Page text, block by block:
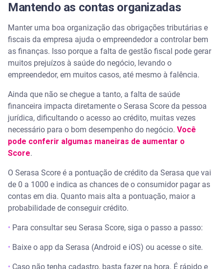
Mantendo as contas organizadas
Manter uma boa organização das obrigações tributárias e
fiscais da empresa ajuda o empreendedor a controlar bem
as finanças. Isso porque a falta de gestão fiscal pode gerar
muitos prejuízos à saúde do negócio, levando o
empreendedor, em muitos casos, até mesmo à falência.
Ainda que não se chegue a tanto, a falta de saúde
financeira impacta diretamente o Serasa Score da pessoa
jurídica, dificultando o acesso ao crédito, muitas vezes
necessário para o bom desempenho do negócio. Você
pode conferir algumas maneiras de aumentar o
Score.
O Serasa Score é a pontuação de crédito da Serasa que vai
de 0 a 1000 e indica as chances de o consumidor pagar as
contas em dia. Quanto mais alta a pontuação, maior a
probabilidade de conseguir crédito.
• Para consultar seu Serasa Score, siga o passo a passo:
• Baixe o app da Serasa (Android e iOS) ou acesse o site.
• Caso não tenha cadastro, basta fazer na hora. É rápido e